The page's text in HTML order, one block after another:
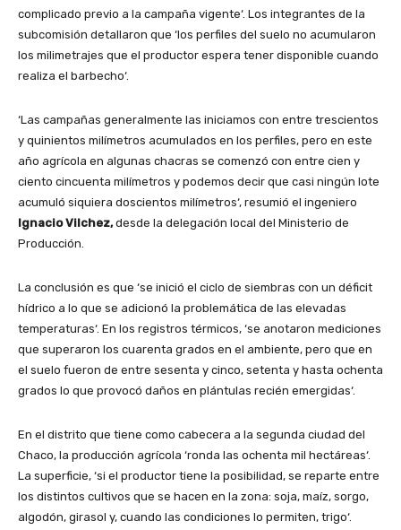
complicado previo a la campaña vigente‘. Los integrantes de la
subcomisión detallaron que ‘los perfiles del suelo no acumularon
los milimetrajes que el productor espera tener disponible cuando
realiza el barbecho‘.
‘Las campañas generalmente las iniciamos con entre trescientos
y quinientos milímetros acumulados en los perfiles, pero en este
año agrícola en algunas chacras se comenzó con entre cien y
ciento cincuenta milímetros y podemos decir que casi ningún lote
acumuló siquiera doscientos milímetros‘, resumió el ingeniero
Ignacio Vilchez,desde la delegación local del Ministerio de
Producción.
La conclusión es que ‘se inició el ciclo de siembras con un déficit
hídrico a lo que se adicionó la problemática de las elevadas
temperaturas‘. En los registros térmicos, ‘se anotaron mediciones
que superaron los cuarenta grados en el ambiente, pero que en
el suelo fueron de entre sesenta y cinco, setenta y hasta ochenta
grados lo que provocó daños en plántulas recién emergidas‘.
En el distrito que tiene como cabecera a la segunda ciudad del
Chaco, la producción agrícola ‘ronda las ochenta mil hectáreas‘.
La superficie, ‘si el productor tiene la posibilidad, se reparte entre
los distintos cultivos que se hacen en la zona: soja, maíz, sorgo,
algodón, girasol y, cuando las condiciones lo permiten, trigo‘.